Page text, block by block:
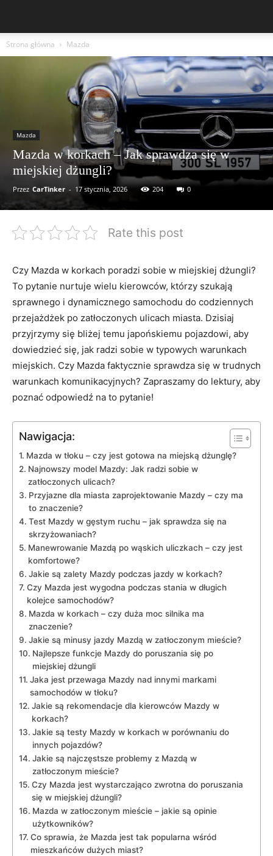
Strona główna Mazda
Mazda
Mazda w korkach – Jak sprawdza się w
miejskiej dżungli?
Przez CarTinker - 17 stycznia, 2026 204 0
Rate this post
Czy Mazda w korkach⁤ poradzi sobie⁢ w miejskiej dżungli?
To pytanie⁢ nurtuje wielu kierowców, którzy⁣ szukają⁢
sprawnego i ‍dynamicznego samochodu do codziennych​
przejażdżek po zatłoczonych ​ulicach miasta. Dzisiaj‍
przyjrzymy się bliżej temu japońskiemu pojazdowi, aby
dowiedzieć się, jak radzi sobie ⁢w typowych ‌warunkach‍
miejskich. Czy Mazda⁣ faktycznie​ sprawdza się w trudnych
warunkach komunikacyjnych? ⁣Zapraszamy ⁤do lektury, aby
poznać odpowiedź na to ‍pytanie!
Nawigacja:
Mazda w‍ tłoku –⁤ czy jest gotowa na miejską dżunglę?
Najnowszy⁤ model Mazdy: Jak radzi sobie w
‌zatłoczonych ulicach?
Przyjazne dla miasta zaprojektowanie ⁣Mazdy – czy ma
to ⁢znaczenie?
Test Mazdy w gęstym ruchu –⁤ jak‍ sprawdza⁢ się na
skrzyżowaniach?
Manewrowanie Mazdą po wąskich uliczkach – czy jest
komfortowe?
Jakie‌ są zalety Mazdy podczas ⁤jazdy w korkach?
Czy Mazda jest wygodna podczas stania w‌ długich
kolejce samochodów?
Mazda w korkach – ‌czy⁤ duża moc ⁣silnika ma
znaczenie?
Jakie są minusy jazdy​ Mazdą ​w zatłoczonym mieście?
Najlepsze ⁣funkcje ⁣Mazdy ⁢do poruszania⁢ się ‌po
⁢miejskiej dżungli
Jaka jest przewaga ‌Mazdy nad⁣ innymi markami
‍samochodów w tłoku?
Jakie są rekomendacje dla kierowców Mazdy w
korkach?
Jakie są testy Mazdy w ⁢korkach w porównaniu do
innych‌ pojazdów?
Jakie są najczęstsze problemy z Mazdą ⁣w⁣
zatłoczonym mieście?
Czy Mazda jest wystarczająco zwrotna​ do ⁢poruszania
się w miejskiej dżungli?
Mazda w zatłoczonym mieście⁤ – ‍jakie są opinie
użytkowników?
Co sprawia, ‍że​ Mazda jest ⁣tak​ popularna wśród
mieszkańców dużych miast?